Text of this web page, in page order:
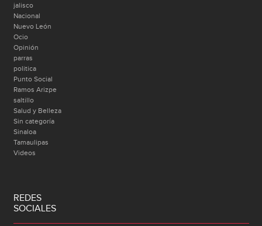
jalisco
Nacional
Nuevo León
Ocio
Opinión
parras
politica
Punto Social
Ramos Arizpe
saltillo
Salud y Belleza
Sin categoría
Sinaloa
Tamaulipas
Videos
REDES
SOCIALES